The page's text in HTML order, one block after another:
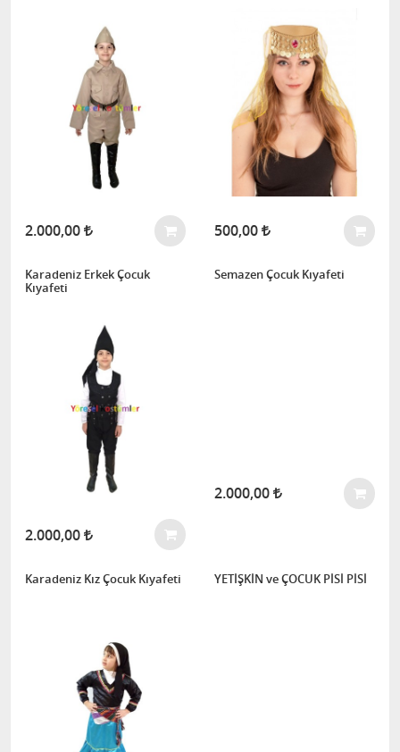
2.000,00 500,00
Karadeniz Erkek Çocuk
Kıyafeti
2.000,00
Semazen Çocuk Kıyafeti
Karadeniz Kız Çocuk Kıyafeti YETİŞKİN ve ÇOCUK PİSİ PİSİ